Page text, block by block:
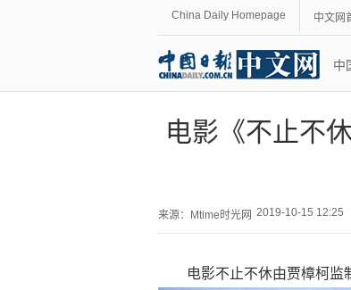
China Daily Homepage 中文网
中
电影《不止不
来源： Mtime时光网 2019-10-15 12:25
电影不止不休由贾樟柯监